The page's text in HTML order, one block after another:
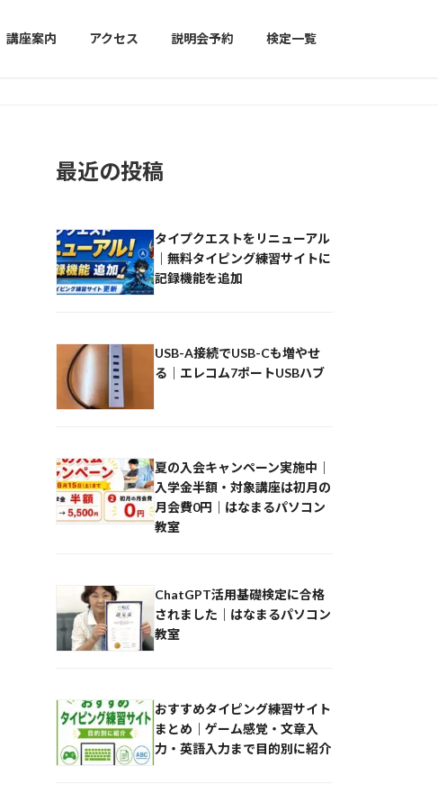
講座案内 アクセス 説明会予約 検定一覧
最近の投稿
タイプクエストをリニューアル
｜無料タイピング練習サイトに
記録機能を追加
USB-A接続でUSB-Cも増やせ
る｜エレコム7ポートUSBハブ
夏の入会キャンペーン実施中｜
入学金半額・対象講座は初月の
月会費0円｜はなまるパソコン
教室
ChatGPT活用基礎検定に合格
されました｜はなまるパソコン
教室
おすすめタイピング練習サイト
まとめ｜ゲーム感覚・文章入
力・英語入力まで目的別に紹介